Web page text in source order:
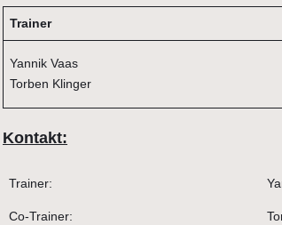
Trainer
Yannik Vaas
Torben Klinger
Kontakt:
Trainer:
Co-Trainer: